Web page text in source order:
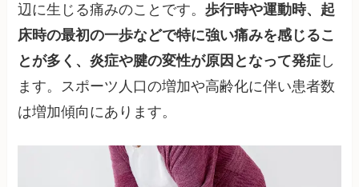
辺に生じる痛みのことです。歩行時や運動時、起
床時の最初の一歩などで特に強い痛みを感じるこ
とが多く、炎症や腱の変性が原因となって発症 し
ます。スポーツ人口の増加や高齢化に伴い患者数
は増加傾向にあります。